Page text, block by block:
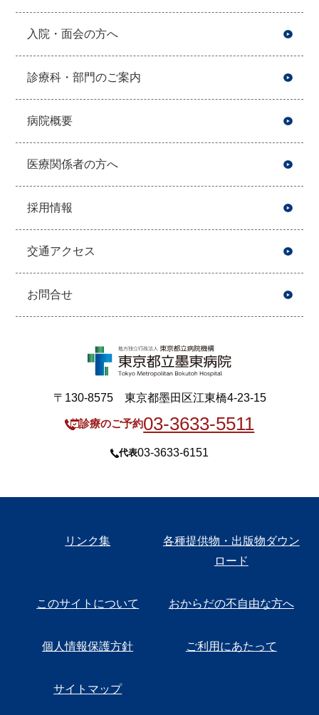
入院・面会の方へ
診療科・部門のご案内
病院概要
医療関係者の方へ
採用情報
交通アクセス
お問合せ
〒130-8575 東京都墨田区江東橋4-23-15
診療のご予約03-3633-5511
代表03-3633-6151
リンク集
各種提供物・出版物ダウン
ロード
このサイトについて おからだの不自由な方へ
個人情報保護方針 ご利用にあたって
サイトマップ